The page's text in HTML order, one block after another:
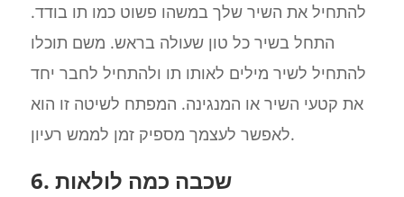
להתחיל את השיר שלך במשהו פשוט כמו תו בודד.
התחל בשיר כל טון שעולה בראש. משם תוכלו
להתחיל לשיר מילים לאותו תו ולהתחיל לחבר יחד
את קטעי השיר או המנגינה. המפתח לשיטה זו הוא
לאפשר לעצמך מספיק זמן לממש רעיון.
6. שכבה כמה לולאות